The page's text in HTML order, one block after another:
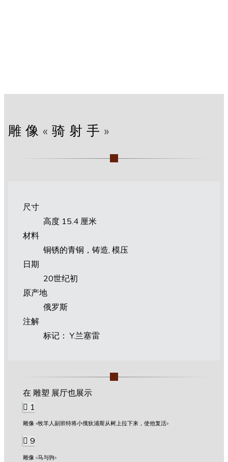
雕像«骑射手»
尺寸
高度 15.4 厘米
材料
铜锈的青铜，铸造, 模压
日期
20世纪初
原产地
俄罗斯
注解
标记： Y.兰塞雷
在 雕塑 展厅也展示
1
雕像 «牧羊人副班特将小俄狄浦斯从树上拉下来，使他复活»
9
雕像 «马与驹»